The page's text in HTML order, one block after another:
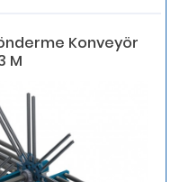
Konveyör
M